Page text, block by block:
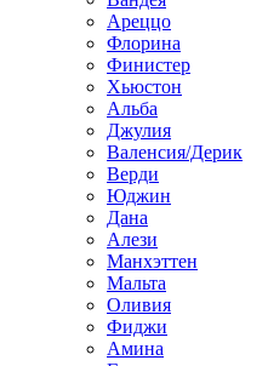
Ареццо
Флорина
Финистер
Хьюстон
Альба
Джулия
Валенсия/Дерик
Верди
Юджин
Дана
Алези
Манхэттен
Мальта
Оливия
Фиджи
Амина